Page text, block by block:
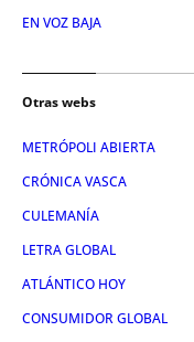
EN VOZ BAJA
Otras webs
METRÓPOLI ABIERTA
CRÓNICA VASCA
CULEMANÍA
LETRA GLOBAL
ATLÁNTICO HOY
CONSUMIDOR GLOBAL